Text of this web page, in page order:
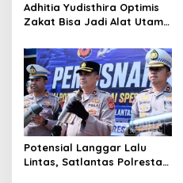
Adhitia Yudisthira Optimis
Zakat Bisa Jadi Alat Utama
Kota Cimahi
Potensial Langgar Lalu
Lintas, Satlantas Polresta